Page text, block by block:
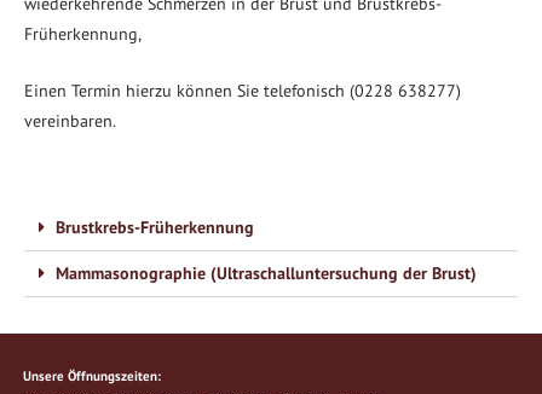
Früherkennung,
Einen Termin hierzu können Sie telefonisch (0228 638277)
vereinbaren.
Brustkrebs-Früherkennung
Mammasonographie (Ultraschalluntersuchung der Brust)
Unsere Öffnungszeiten: